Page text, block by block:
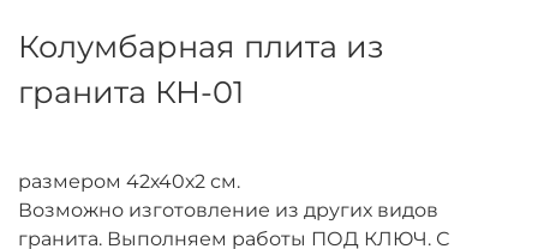
Колумбарная плита из
гранита КН-01
размером 42х40х2 см.
Возможно изготовление из других видов
гранита. Выполняем работы ПОД КЛЮЧ. С